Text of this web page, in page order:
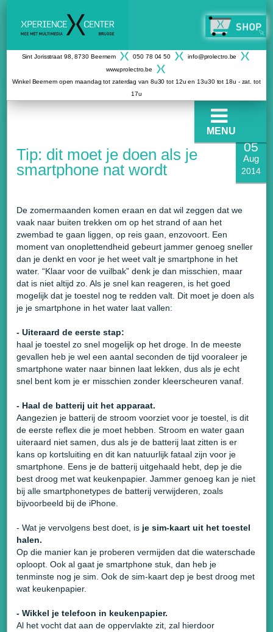
Sint Jorisstraat 98, 8730 Beernem 050 78 04 50
info@prolectro.be
www.prolectro.be
Winkel Beernem open maandag tot zaterdag van 8u30 tot 12u en 13u30 tot 18u - zat. tot
17u
05
Aug
2014
Tip: dit moet je doen als je
smartphone nat wordt
De zomermaanden komen eraan en dat wil zeggen dat we
vaak naar buiten trekken om op het strand of aan het
zwembad te gaan liggen, op reis gaan, enzovoort. Een
moment van onoplettendheid gebeurt jammer genoeg sneller
dan je denkt en voor je het weet valt je smartphone in het
water. “Klaar voor de vuilbak” denk je dan misschien, maar
dat is niet altijd zo. Als je snel kan reageren, is het goed
mogelijk dat je toestel nog te redden valt. Dit moet je doen als
je je smartphone in het water laat vallen:
- Uiteraard de eerste stap:
haal je toestel zo snel mogelijk op het droge. In de meeste
gevallen heb je wel een aantal seconden de tijd vooraleer je
smartphone water naar binnen laat lekken, dus als je echt
snel bent kom je er misschien zonder kleerscheuren vanaf.
- Haal de batterij uit het apparaat.
Aangezien je batterij de stroom voorziet voor je toestel, is dit
de eerste reflex die je moet hebben. Stroom en water gaan
uiteraard niet samen, dus als je de batterij laat zitten is er
kans op kortsluiting en dit kan natuurlijk fataal zijn voor je
smartphone. Eens je de batterij uitgehaald hebt, dep je die
best droog met wat keukenpapier. Jammer genoeg kan je niet
bij alle smartphonetypes de batterij verwijderen, zoals
bijvoorbeeld bij de iPhone.
- Wat je vervolgens best doet, is je sim-kaart uit het toestel
halen.
Op die manier kan je proberen vermijden dat die waterschade
oploopt. Ook al gaat je smartphone stuk, dan heb je
tenminste nog je sim. Ook de sim-kaart dep je best droog met
wat keukenpapier.
- Wikkel je telefoon in keukenpapier.
Al het vocht dat aan de oppervlakte zit, zal hierdoor
MENU